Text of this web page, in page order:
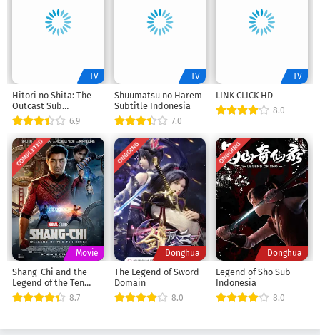
4 Tahun yang lalu
TV
Hitori no Shita: The
Outcast Sub
Indonesia
6.9
TV
Shuumatsu no Harem
Subtitle Indonesia
7.0
TV
LINK CLICK HD
8.0
COMPLETED
Movie
Shang-Chi and the
Legend of the Ten
Rings 2021 Sub Indo
8.7
ONGOING
Donghua
The Legend of Sword
Domain
8.0
ONGOING
Donghua
Legend of Sho Sub
Indonesia
8.0